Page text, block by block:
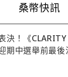
桑幣快訊
決！《
期中選舉前最後